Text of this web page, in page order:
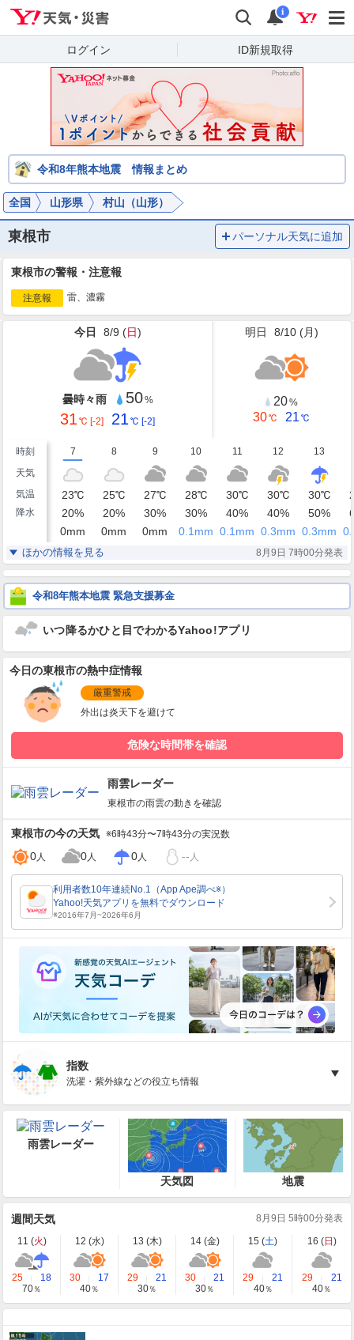
検索 通知
i
ログイン ID新規取得
令和8年熊本地震 情報まとめ
全国 山形県 村山（山形）
東根市 パーソナル天気に追加
東根市の警報・注意報
注意報 雷、濃霧
今日 8/9 (日)
曇時々雨 50%
31 ℃ [-2] 21 ℃ [-2]
明日 8/10 (月)
20%
30℃ 21 ℃
時刻 7 8 9 10 11 12
13
天気
気温
23℃ 25℃ 27℃ 28℃ 30℃ 30℃ 30℃
降水 20% 20% 30% 30% 40% 40% 50%
0mm 0mm 0mm 0.1 mm 0.1 mm 0.3mm 0.3mm
湿度 94 % 67% 69%
風
静穏
0m/s
北西
1m/s
北西
1m/s
北西
1m/s
北西
1m/s
北東
2m/s
東
2m/s
ほかの情報を見る 8月9日 7時00分発表
令和8年熊本地震 緊急支援募金
いつ降るかひと目でわかるYahoo!アプリ
今日の東根市の熱中症情報
厳重警戒
外出は炎天下を避けて
危険な時間帯を確認
雨雲レーダー
東根市の雨雲の動きを確認
東根市の今の天気 ※6時43分〜7時43分の実況数
0人 0人 0人 -- 人
指数
洗濯・紫外線などの役立ち情報
雨雲レーダー
天気図 地震
週間天気 8月9日 5時00分発表
11 (火) 12 (水) 13 (木) 14 (金) 15 (土) 16 (日 )
25
18
70％
30
17
40％
29
21
30％
30
21
30％
29
21
40％
29
21
40％